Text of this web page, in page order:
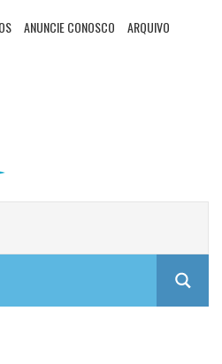
ANUNCIE CONOSCO ARQUIVO